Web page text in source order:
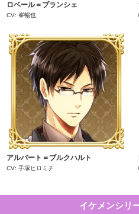
ロベール＝ブランシェ
CV: 峯暢也
アルバート＝ブルクハルト
CV: 手塚ヒロミチ
イケメンシリ